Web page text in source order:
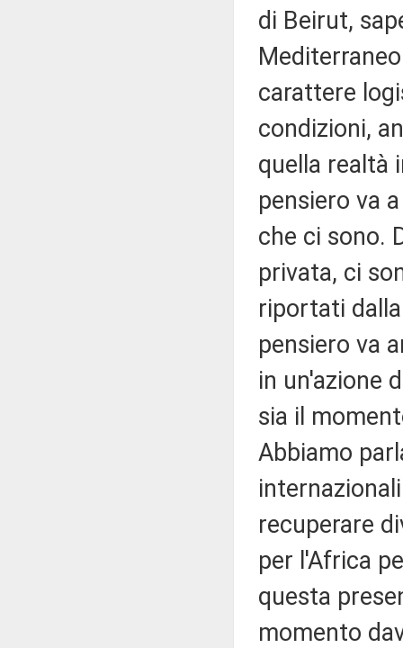
di Beirut,
carattere
condizioni,
quella realtà
pensiero va
che ci sono.
privata, ci
riportati
pensiero va
in un'azione
sia il
Abbiamo
recuperare
per l'Africa
questa
momento